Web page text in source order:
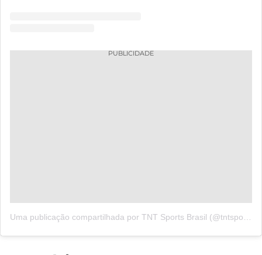
PUBLICIDADE